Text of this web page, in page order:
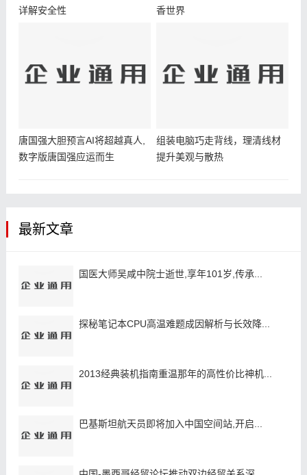
详解安全性
香世界
唐国强大胆预言AI将超越真人,
数字版唐国强应运而生
组装电脑巧走背线，理清线材
提升美观与散热
最新文章
国医大师吴咸中院士逝世,享年101岁,传承...
探秘笔记本CPU高温难题成因解析与长效降...
2013经典装机指南重温那年的高性价比神机...
巴基斯坦航天员即将加入中国空间站,开启...